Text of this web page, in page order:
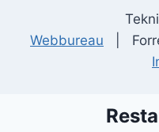
Webbureau |